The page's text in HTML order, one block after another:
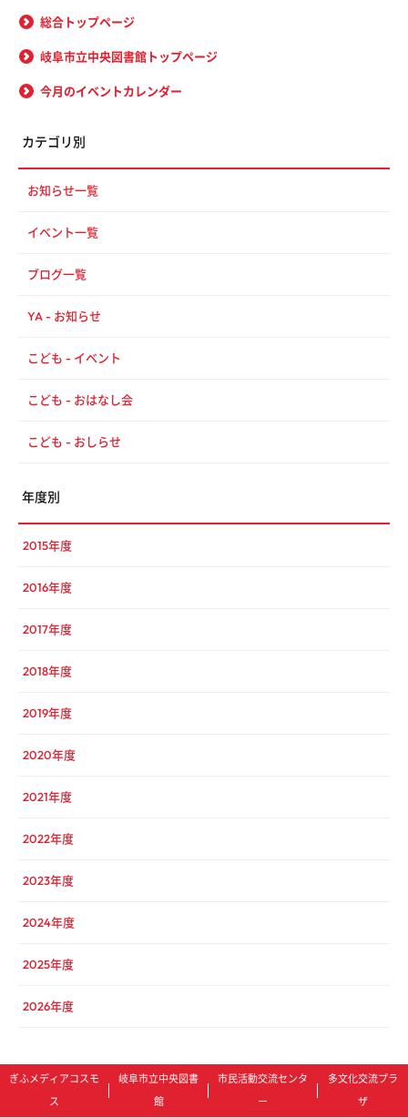
総合トップページ
岐阜市立中央図書館トップページ
今月のイベントカレンダー
カテゴリ別
お知らせ一覧
イベント一覧
ブログ一覧
YA - お知らせ
こども - イベント
こども - おはなし会
こども - おしらせ
年度別
2015年度
2016年度
2017年度
2018年度
2019年度
2020年度
2021年度
2022年度
2023年度
2024年度
2025年度
2026年度
ぎふメディアコスモ
ス
岐阜市立中央図書
館
市民活動交流センタ
ー
多文化交流プラ
ザ